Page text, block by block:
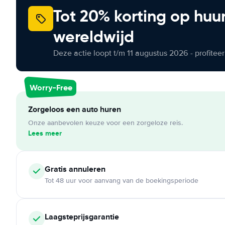
Tot 20% korting op
wereldwijd
Deze actie loopt t/m 11 augustus 2026 -
Worry-Free
Zorgeloos een auto huren
Onze aanbevolen keuze voor een zorgeloze reis.
Lees meer
Gratis annuleren
Tot 48 uur voor aanvang van de boekingsperiode
Laagsteprijsgarantie